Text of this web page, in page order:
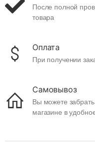
После полной
товара
Оплата
При получении
Самовывоз
Вы можете
магазине в